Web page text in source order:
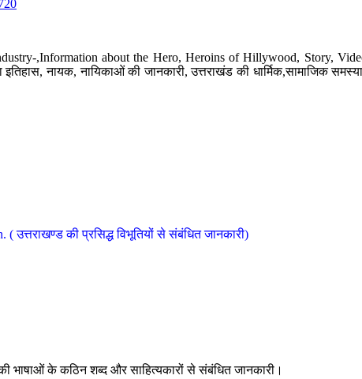
,Information about the Hero, Heroins of Hillywood, Story,
नायक, नायिकाओं की जानकारी, उत्तराखंड की धार्मिक,सामाजिक
की प्रसिद्ध विभूतियों से संबंधित जानकारी)
भाषाओं के कठिन शब्द और साहित्यकारों से संबंधित जानकारी।